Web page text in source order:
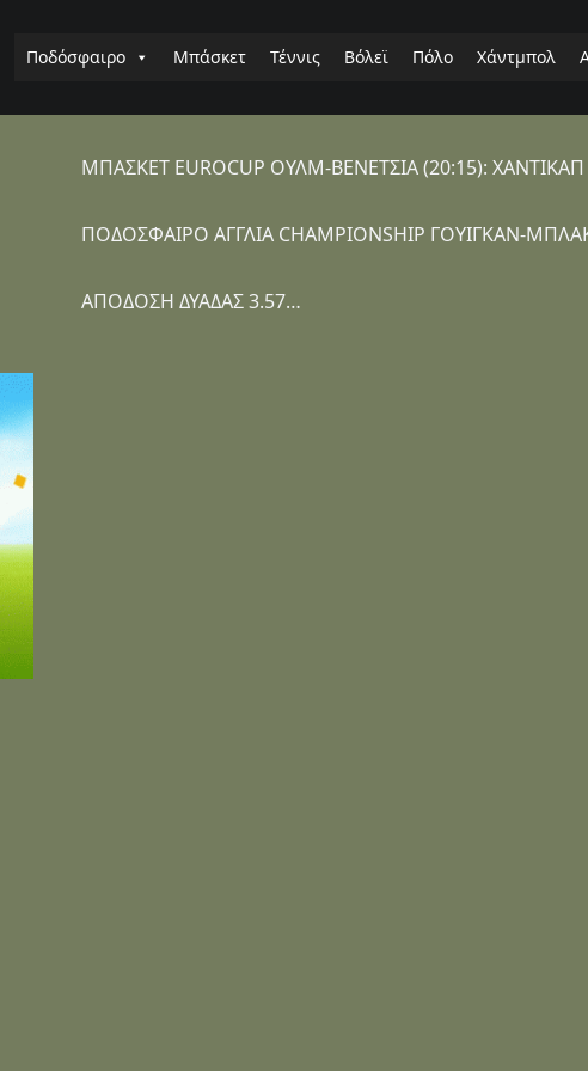
Ποδόσφαιρο Μπάσκετ Τέννις Βόλεϊ Πόλο Χάντμπολ
ΜΠΑΣΚΕΤ EUROCUP ΟΥΛΜ-ΒΕΝΕΤΣΙΑ (20:15):
ΠΟΔΟΣΦΑΙΡΟ ΑΓΓΛΙΑ CHAMPIONSHIP ΓΟΥΙΓΚΑΝ-
ΑΠΟΔΟΣΗ ΔΥΑΔΑΣ 3.57…